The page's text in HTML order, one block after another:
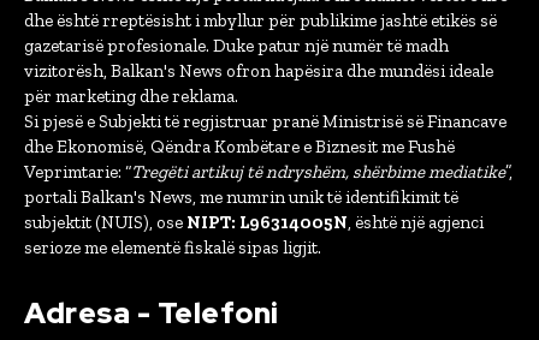
dhe është rreptësisht i mbyllur për publikime jashtë etikës së
gazetarisë profesionale. Duke patur një numër të madh
vizitorësh, Balkan's News ofron hapësira dhe mundësi ideale
për marketing dhe reklama.
Si pjesë e Subjekti të regjistruar pranë Ministrisë së Financave
dhe Ekonomisë, Qëndra Kombëtare e Biznesit me Fushë
Veprimtarie: “Tregëti artikuj të ndryshëm, shërbime mediatike”,
portali Balkan's News, me numrin unik të identifikimit të
subjektit (NUIS), ose NIPT: L96314005N, është një agjenci
serioze me elementë fiskalë sipas ligjit.
Adresa - Telefoni